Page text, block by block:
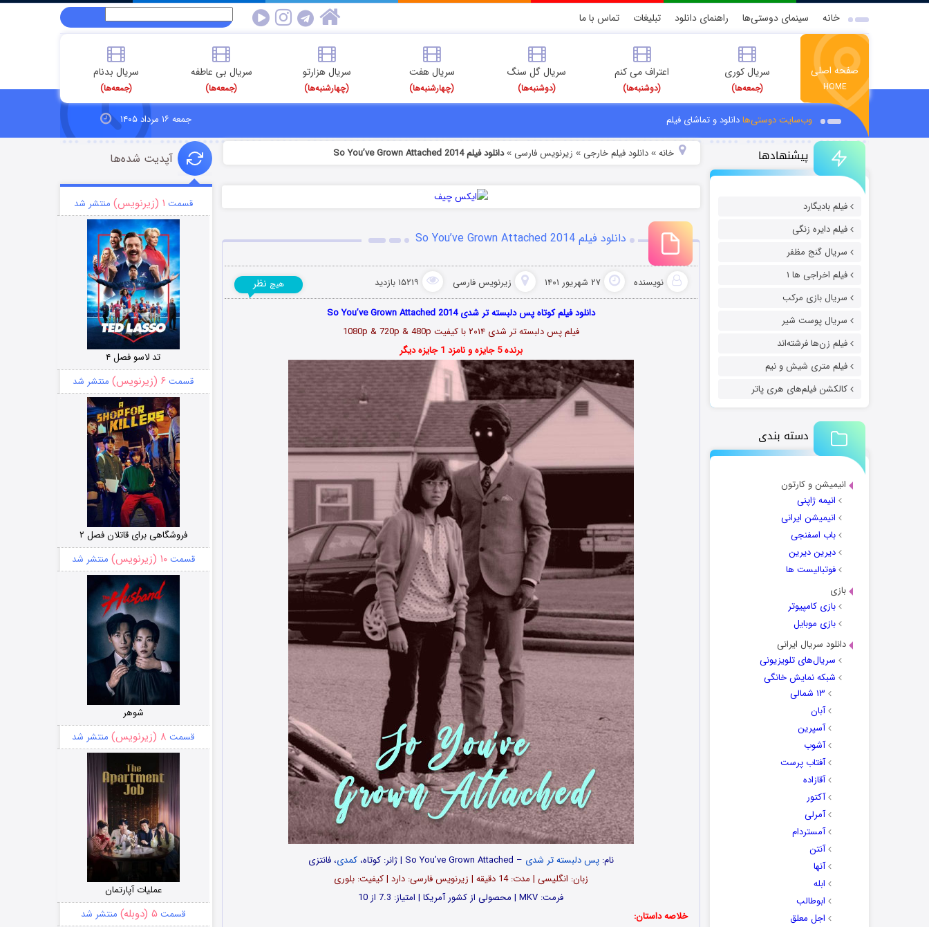
خانه سینمای دوستی‌ها راهنمای دانلود تبلیغات تماس با ما
صفحه اصلی
HOME
سریال کوری
(جمعه‌ها)
اعتراف می کنم
(دوشنبه‌ها)
سریال گل سنگ
(دوشنبه‌ها)
سریال هفت
(چهارشنبه‌ها)
سریال هزارتو
(چهارشنبه‌ها)
سریال بی عاطفه
(جمعه‌ها)
سریال بدنام
(جمعه‌ها)
وب‌سایت دوستی‌هادانلود و تماشای فیلم جمعه ۱۶ مرداد ۱۴۰۵
پیشنهادها
فیلم بادیگارد
فیلم دایره زنگی
سریال گنج مظفر
فیلم اخراجی ها ۱
سریال بازی مرکب
سریال پوست شیر
فیلم زن‌ها فرشته‌اند
فیلم متری شیش و نیم
کالکشن فیلم‌های هری پاتر
دسته بندی
انیمیشن و کارتون
انیمه ژاپنی
انیمیشن ایرانی
باب اسفنجی
دیرین دیرین
فوتبالیست ها
بازی
بازی کامپیوتر
بازی موبایل
دانلود سریال ایرانی
سریال‌های تلویزیونی
شبکه نمایش خانگی
۱۳ شمالی
آبان
آسپرین
آشوب
آفتاب پرست
آقازاده
آکتور
آمرلی
آمستردام
آنتن
آنها
ابله
ابوطالب
اجل معلق
خانه» دانلود فیلم خارجی » زیرنویس فارسی »دانلود فیلم So You’ve Grown Attached 2014
دانلود فیلم So You’ve Grown Attached 2014
نویسنده ۲۷ شهریور ۱۴۰۱ زیرنویس فارسی ۱۵۲۱۹ بازدید هیچ نظر
دانلود فیلم کوتاه پس دلبسته تر شدی So You’ve Grown Attached 2014
فیلم پس دلبسته تر شدی ۲۰۱۴ با کیفیت 1080p & 720p & 480p
برنده 5 جایزه و نامزد 1 جایزه دیگر
نام:پس دلبسته تر شدی – So You’ve Grown Attached | ژانر: کوتاه، کمدی، فانتزی
زبان: انگلیسی | مدت: 14 دقیقه | زیرنویس فارسی: دارد | کیفیت: بلوری
فرمت: MKV | محصولی از کشور آمریکا | امتیاز: 7.3 از 10
خلاصه داستان:
آپدیت شده‌ها
قسمت ۱ (زیرنویس) منتشر شد
تد لاسو فصل ۴
قسمت ۶ (زیرنویس) منتشر شد
فروشگاهی برای قاتلان فصل ۲
قسمت۱۰ (زیرنویس) منتشر شد
شوهر
قسمت ۸ (زیرنویس) منتشر شد
عملیات آپارتمان
قسمت ۵ (دوبله) منتشر شد